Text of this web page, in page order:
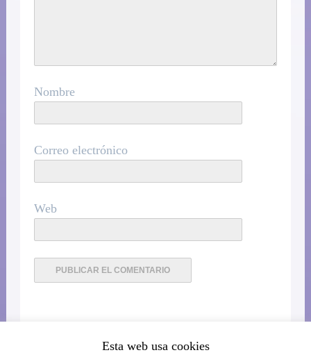
Nombre
Correo electrónico
Web
Esta web usa cookies